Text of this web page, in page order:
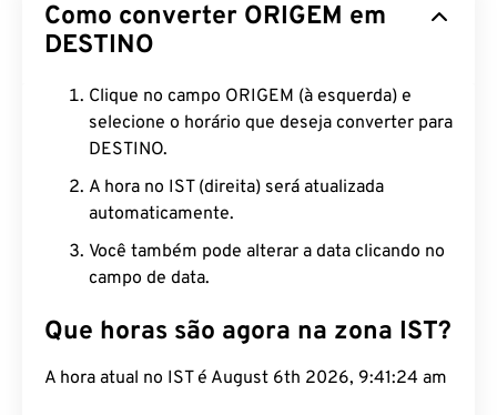
Como converter ORIGEM em
DESTINO
Clique no campo ORIGEM (à esquerda) e
selecione o horário que deseja converter para
DESTINO.
A hora no IST (direita) será atualizada
automaticamente.
Você também pode alterar a data clicando no
campo de data.
Que horas são agora na zona IST?
A hora atual no IST é August 6th 2026, 9:41:25 am